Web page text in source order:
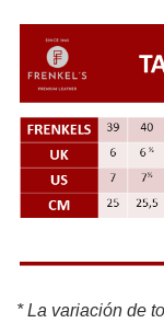
* La variación de